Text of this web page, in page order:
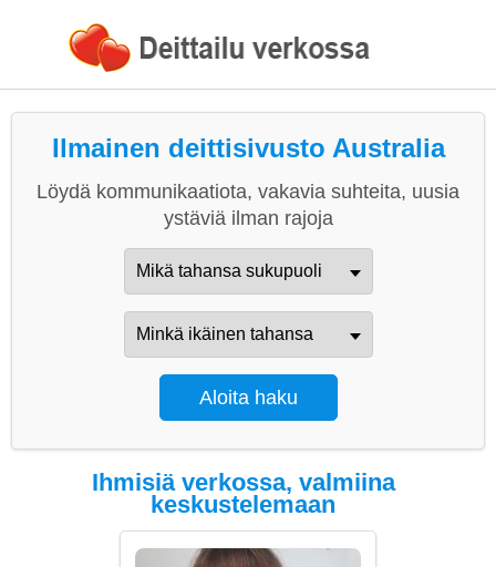
Ilmainen deittisivusto Australia
Löydä kommunikaatiota, vakavia suhteita, uusia
ystäviä ilman rajoja
Ihmisiä verkossa, valmiina
keskustelemaan